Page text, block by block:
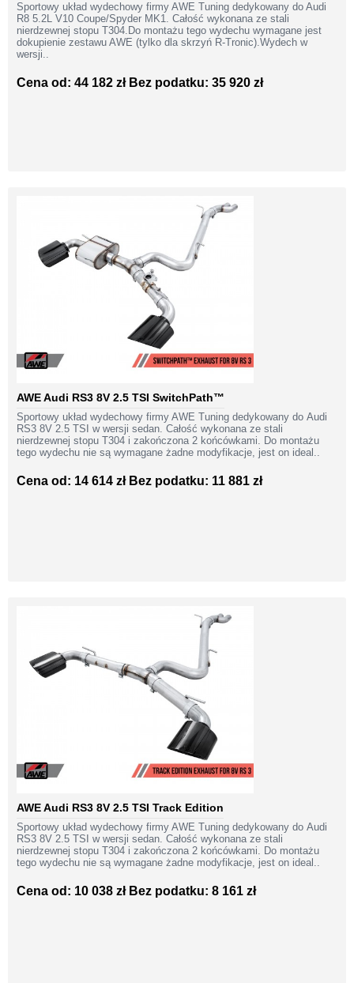
Sportowy układ wydechowy firmy AWE Tuning dedykowany do Audi
R8 5.2L V10 Coupe/Spyder MK1. Całość wykonana ze stali
nierdzewnej stopu T304.Do montażu tego wydechu wymagane jest
dokupienie zestawu AWE (tylko dla skrzyń R-Tronic).Wydech w
wersji..
Cena od: 44 182 zł Bez podatku: 35 920 zł
AWE Audi RS3 8V 2.5 TSI SwitchPath™
Sportowy układ wydechowy firmy AWE Tuning dedykowany do Audi
RS3 8V 2.5 TSI w wersji sedan. Całość wykonana ze stali
nierdzewnej stopu T304 i zakończona 2 końcówkami. Do montażu
tego wydechu nie są wymagane żadne modyfikacje, jest on ideal..
Cena od: 14 614 zł Bez podatku: 11 881 zł
AWE Audi RS3 8V 2.5 TSI Track Edition
Sportowy układ wydechowy firmy AWE Tuning dedykowany do Audi
RS3 8V 2.5 TSI w wersji sedan. Całość wykonana ze stali
nierdzewnej stopu T304 i zakończona 2 końcówkami. Do montażu
tego wydechu nie są wymagane żadne modyfikacje, jest on ideal..
Cena od: 10 038 zł Bez podatku: 8 161 zł